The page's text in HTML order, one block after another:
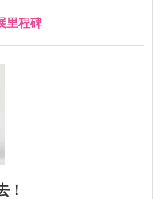
開廁所的門、脫褲子上
、簡單不過的活動，都
里程碑
！